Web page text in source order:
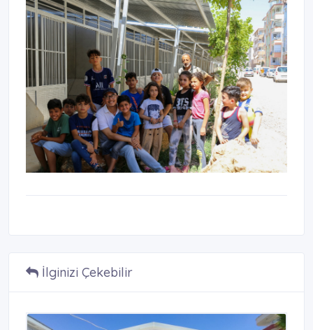
İlginizi Çekebilir